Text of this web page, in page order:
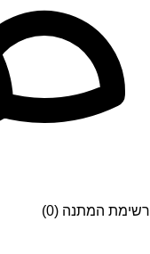
רשימת המתנה (0)